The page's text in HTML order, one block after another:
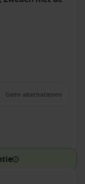
Geen alternatieven